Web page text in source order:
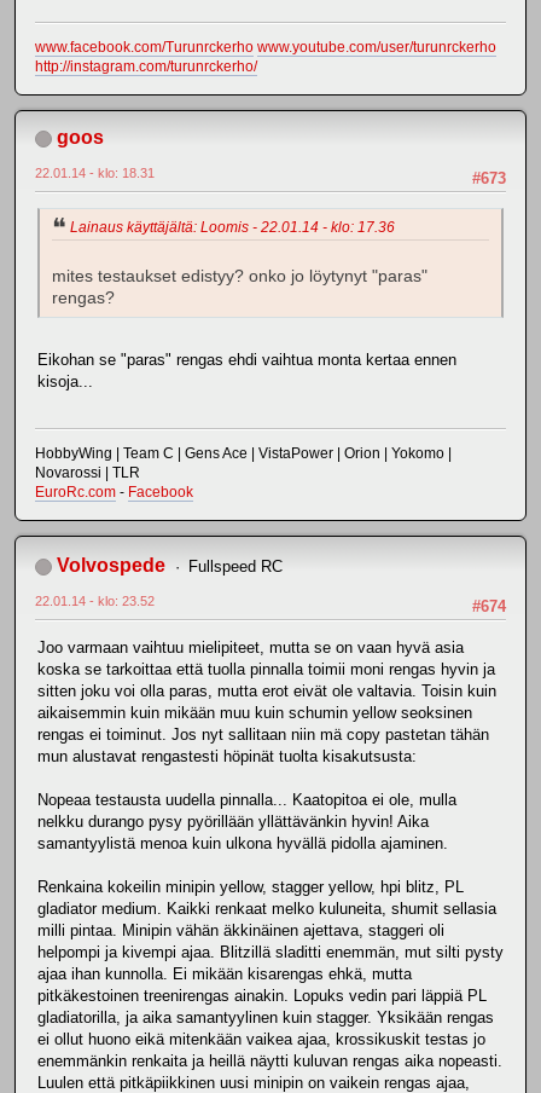
www.facebook.com/Turunrckerho www.youtube.com/user/turunrckerho
http://instagram.com/turunrckerho/
goos
#673
22.01.14 - klo: 18.31
Lainaus käyttäjältä: Loomis - 22.01.14 - klo: 17.36
mites testaukset edistyy? onko jo löytynyt "paras"
rengas?
Eikohan se "paras" rengas ehdi vaihtua monta kertaa ennen
kisoja...
HobbyWing | Team C | Gens Ace | VistaPower | Orion | Yokomo |
Novarossi | TLR
EuroRc.com - Facebook
Volvospede Fullspeed RC
#674
22.01.14 - klo: 23.52
Joo varmaan vaihtuu mielipiteet, mutta se on vaan hyvä asia
koska se tarkoittaa että tuolla pinnalla toimii moni rengas hyvin ja
sitten joku voi olla paras, mutta erot eivät ole valtavia. Toisin kuin
aikaisemmin kuin mikään muu kuin schumin yellow seoksinen
rengas ei toiminut. Jos nyt sallitaan niin mä copy pastetan tähän
mun alustavat rengastesti höpinät tuolta kisakutsusta:
Nopeaa testausta uudella pinnalla... Kaatopitoa ei ole, mulla
nelkku durango pysy pyörillään yllättävänkin hyvin! Aika
samantyylistä menoa kuin ulkona hyvällä pidolla ajaminen.
Renkaina kokeilin minipin yellow, stagger yellow, hpi blitz, PL
gladiator medium. Kaikki renkaat melko kuluneita, shumit sellasia
milli pintaa. Minipin vähän äkkinäinen ajettava, staggeri oli
helpompi ja kivempi ajaa. Blitzillä sladitti enemmän, mut silti pysty
ajaa ihan kunnolla. Ei mikään kisarengas ehkä, mutta
pitkäkestoinen treenirengas ainakin. Lopuks vedin pari läppiä PL
gladiatorilla, ja aika samantyylinen kuin stagger. Yksikään rengas
ei ollut huono eikä mitenkään vaikea ajaa, krossikuskit testas jo
enemmänkin renkaita ja heillä näytti kuluvan rengas aika nopeasti.
Luulen että pitkäpiikkinen uusi minipin on vaikein rengas ajaa,